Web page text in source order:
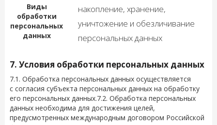
Виды
обработки
персональных
данных
накопление, хранение,
уничтожение и обезличивание
персональных данных
7. Условия обработки персональных данных
7.1. Обработка персональных данных осуществляется
с согласия субъекта персональных данных на обработку
его персональных данных.7.2. Обработка персональных
данных необходима для достижения целей,
предусмотренных международным договором Российской